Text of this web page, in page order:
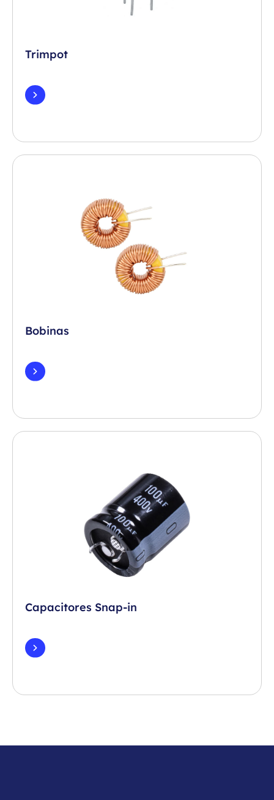
Trimpot
Bobinas
Capacitores Snap-in